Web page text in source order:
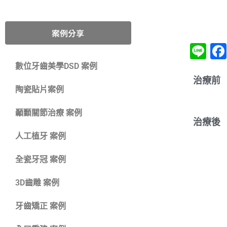
案例分享
數位牙齒美學DSD 案例
陶瓷貼片案例
顳䫷關節治療 案例
人工植牙 案例
全瓷牙冠 案例
3D齒雕 案例
牙齒矯正 案例
治療前
治療後